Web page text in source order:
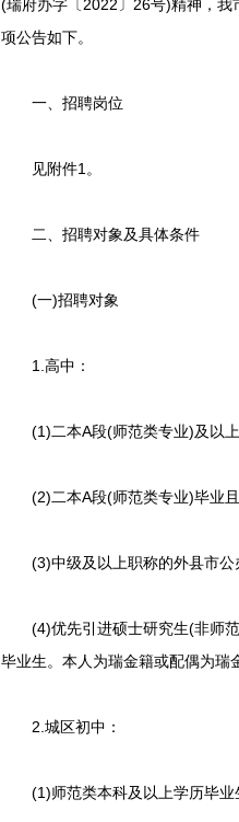
(瑞府办字〔2022〕26号)精神，
项公告如下。
一、招聘岗位
见附件1。
二、招聘对象及具体条件
(一)招聘对象
1.高中：
(1)二本A段(师范类专业)及以上
(2)二本A段(师范类专业)毕业且
(3)中级及以上职称的外县市公
(4)优先引进硕士研究生(非师范
毕业生。本人为瑞金籍或配偶为瑞
2.城区初中：
(1)师范类本科及以上学历毕业